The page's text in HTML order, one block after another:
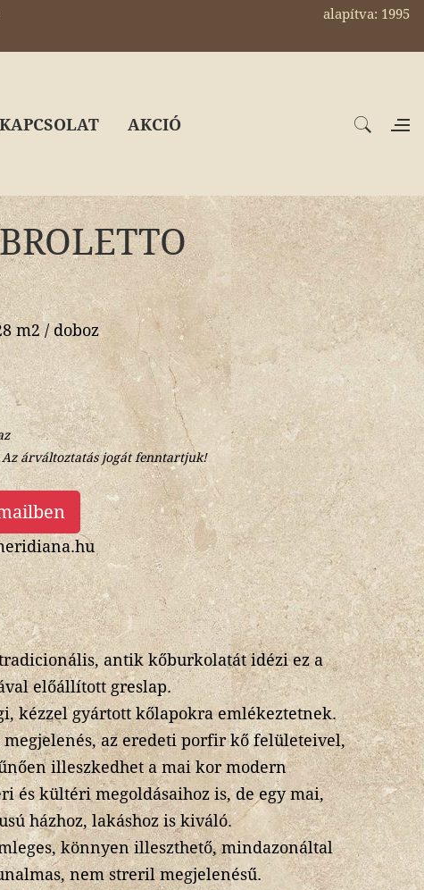
alapítva: 1995
KAPCSOLAT AKCIÓ
m2 / doboz
árváltoztatás jogát fenntartjuk!
tradicionális, antik kőburkolatát idézi ez a
előállított greslap.
kézzel gyártott kőlapokra emlékeztetnek.
megjelenés, az eredeti porfir kő felületeivel,
illeszkedhet a mai kor modern
és kültéri megoldásaihoz is, de egy mai,
házhoz, lakáshoz is kiváló.
könnyen illeszthető, mindazonáltal
nem streril megjelenésű.